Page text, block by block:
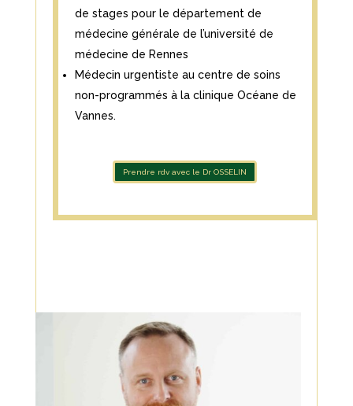
de stages pour le département de
médecine générale de l’université de
médecine de Rennes
Médecin urgentiste au centre de soins
non-programmés à la clinique Océane de
Vannes.
Prendre rdv avec le Dr OSSELIN